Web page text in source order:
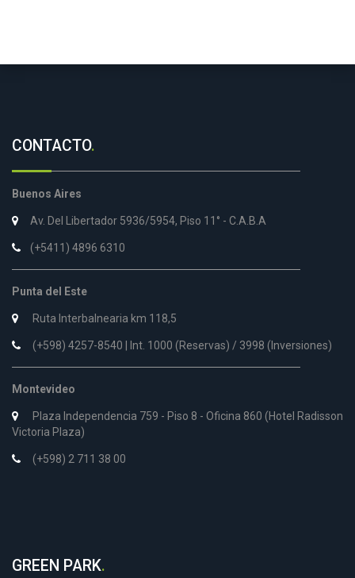
CONTACTO.
Buenos Aires
Av. Del Libertador 5936/5954, Piso 11° - C.A.B.A
(+5411) 4896 6310
Punta del Este
Ruta Interbalnearia km 118,5
(+598) 4257-8540 | Int. 1000 (Reservas) / 3998 (Inversiones)
Montevideo
Plaza Independencia 759 - Piso 8 - Oficina 860 (Hotel Radisson
Victoria Plaza)
(+598) 2 711 38 00
GREEN PARK.